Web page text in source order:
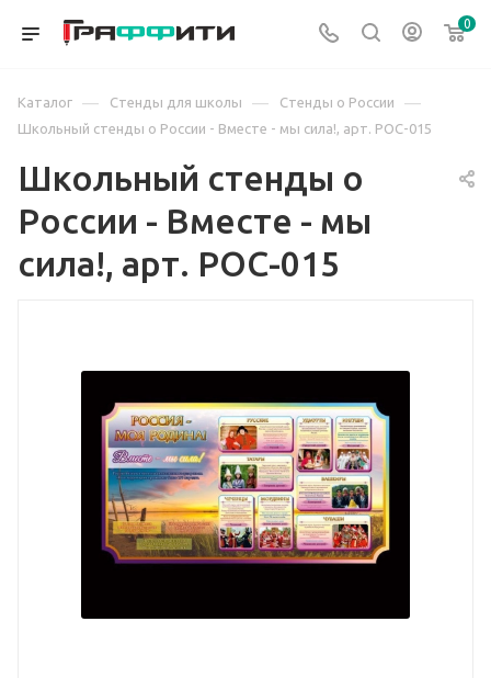
0
Каталог — Стенды для школы — Стенды о России —
Школьный стенды о России - Вместе - мы сила!, арт. РОС-015
Школьный стенды о
России - Вместе - мы
сила!, арт. РОС-015